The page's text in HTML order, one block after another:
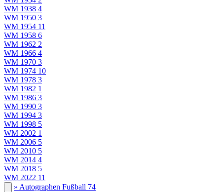
WM 1938 4
WM 1950 3
WM 1954 11
WM 1958 6
WM 1962 2
WM 1966 4
WM 1970 3
WM 1974 10
WM 1978 3
WM 1982 1
WM 1986 3
WM 1990 3
WM 1994 3
WM 1998 5
WM 2002 1
WM 2006 5
WM 2010 5
WM 2014 4
WM 2018 5
WM 2022 11
» Autographen Fußball 74